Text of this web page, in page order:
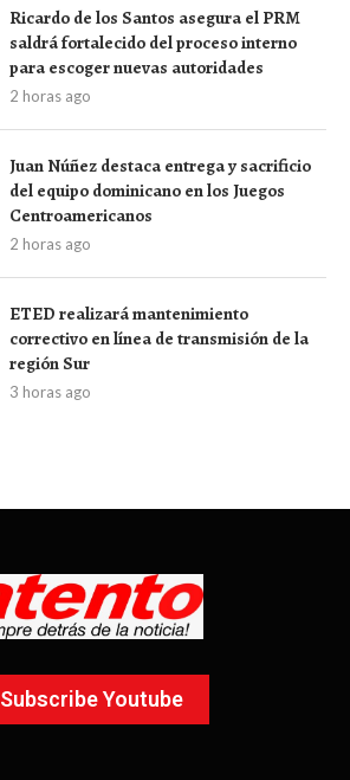
Ricardo de los Santos asegura el PRM
saldrá fortalecido del proceso interno
para escoger nuevas autoridades
2 horas ago
Juan Núñez destaca entrega y sacrificio
del equipo dominicano en los Juegos
Centroamericanos
2 horas ago
ETED realizará mantenimiento
correctivo en línea de transmisión de la
región Sur
3 horas ago
Subscribe Youtube